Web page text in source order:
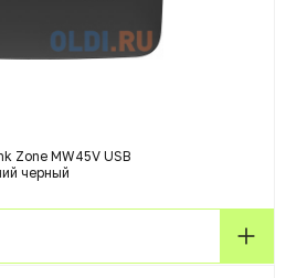
Zone MW45V USB
черный